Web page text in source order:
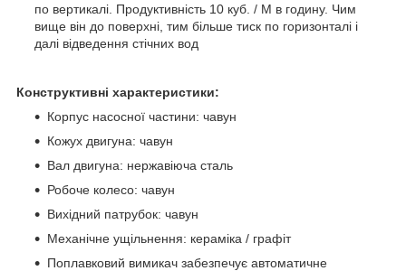
по вертикалі. Продуктивність 10 куб. / М в годину. Чим
вище він до поверхні, тим більше тиск по горизонталі і
далі відведення стічних вод
Конструктивні характеристики:
Корпус насосної частини: чавун
Кожух двигуна: чавун
Вал двигуна: нержавіюча сталь
Робоче колесо: чавун
Вихідний патрубок: чавун
Механічне ущільнення: кераміка / графіт
Поплавковий вимикач забезпечує автоматичне